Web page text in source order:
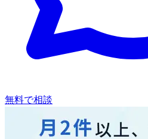
無料で相談